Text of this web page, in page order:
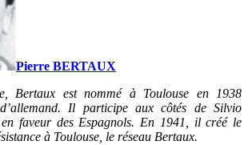
Pierre BERTAUX
Bertaux est nommé à Toulouse en 1938
Il participe aux côtés de Silvio
faveur des Espagnols. En 1941, il créé le
à Toulouse, le réseau Bertaux.